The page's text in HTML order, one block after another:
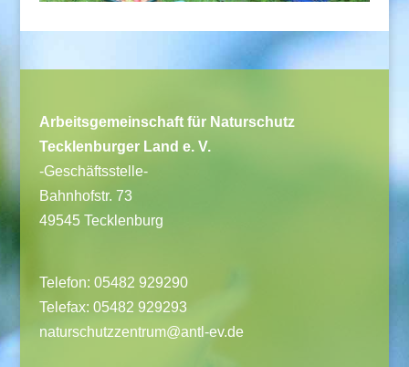
Arbeitsgemeinschaft für Naturschutz
Tecklenburger Land e. V.
-Geschäftsstelle-
Bahnhofstr. 73
49545 Tecklenburg
Telefon: 05482 929290
Telefax: 05482 929293
naturschutzzentrum@antl-ev.de